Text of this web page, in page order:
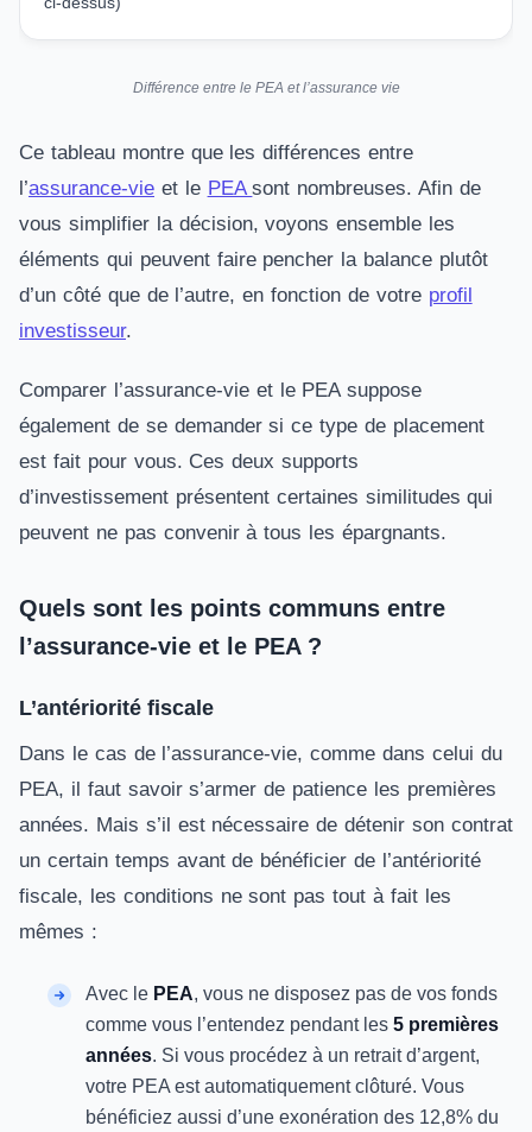
Différence entre le PEA et l’assurance vie
Ce tableau montre que les différences entre
l’assurance-vie et le PEAsont nombreuses. Afin de
vous simplifier la décision, voyons ensemble les
éléments qui peuvent faire pencher la balance plutôt
d’un côté que de l’autre, en fonction de votre profil
investisseur.
Comparer l’assurance-vie et le PEA suppose
également de se demander si ce type de placement
est fait pour vous. Ces deux supports
d’investissement présentent certaines similitudes qui
peuvent ne pas convenir à tous les épargnants.
Quels sont les points communs entre
l’assurance-vie et le PEA ?
L’antériorité fiscale
Dans le cas de l’assurance-vie, comme dans celui du
PEA, il faut savoir s’armer de patience les premières
années. Mais s’il est nécessaire de détenir son contrat
un certain temps avant de bénéficier de l’antériorité
fiscale, les conditions ne sont pas tout à fait les
mêmes :
Avec le PEA, vous ne disposez pas de vos fonds
comme vous l’entendez pendant les 5 premières
années. Si vous procédez à un retrait d’argent,
votre PEA est automatiquement clôturé. Vous
bénéficiez aussi d’une exonération des 12,8% du